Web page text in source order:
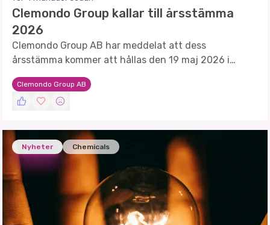
Clemondo Group kallar till årsstämma
2026
Clemondo Group AB har meddelat att dess
årsstämma kommer att hållas den 19 maj 2026 i
Helsingborg. Aktieägarna förväntas ta beslut om flera
viktiga punkter.
Clemondo Group AB
Nyheter Chemicals